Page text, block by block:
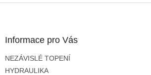
Informace pro Vás
NEZÁVISLÉ TOPENÍ
HYDRAULIKA